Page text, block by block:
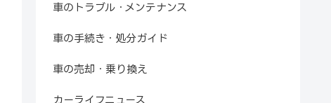
車のトラブル・メンテナンス
車の手続き・処分ガイド
車の売却・乗り換え
カーライフニュース